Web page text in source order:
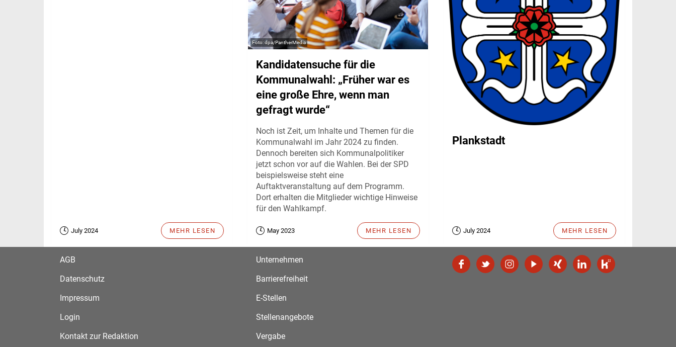
July 2024 MEHR LESEN
dpa/PantherMedia
Kandidatensuche für die
Kommunalwahl: „Früher war es
eine große Ehre, wenn man
gefragt wurde“
Noch ist Zeit, um Inhalte und Themen für die
Kommunalwahl im Jahr 2024 zu finden.
Dennoch bereiten sich Kommunalpolitiker
jetzt schon vor auf die Wahlen. Bei der SPD
beispielsweise steht eine
Auftaktveranstaltung auf dem Programm.
Dort erhalten die Mitglieder wichtige Hinweise
für den Wahlkampf.
May 2023 MEHR LESEN
Plankstadt
July 2024 MEHR LESEN
AGB
Datenschutz
Impressum
Login
Kontakt zur Redaktion
Unternehmen
Barrierefreiheit
E-Stellen
Stellenangebote
Vergabe